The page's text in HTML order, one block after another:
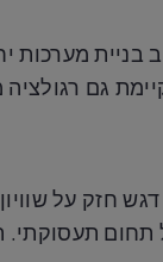
בניית מערכות
גם
תעסוקתי.